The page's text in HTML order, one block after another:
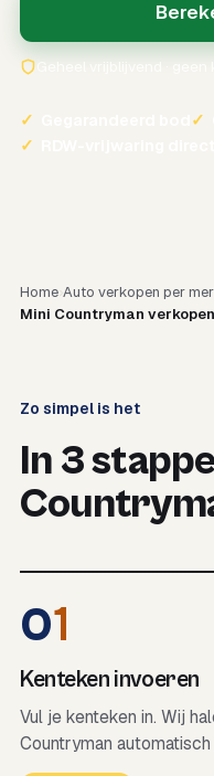
✓ ✓
✓
Home Auto verkopen per
Mini Countryman verkopen
Zo simpel is het
In 3
01
Kenteken invoeren
Vul je kenteken in. Wij
Countryman